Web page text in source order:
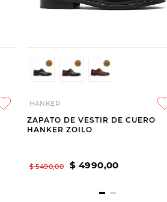
HANKER
ZAPATO DE VESTIR DE CUERO
HANKER ZOILO
$ 5490,00 $ 4990,00